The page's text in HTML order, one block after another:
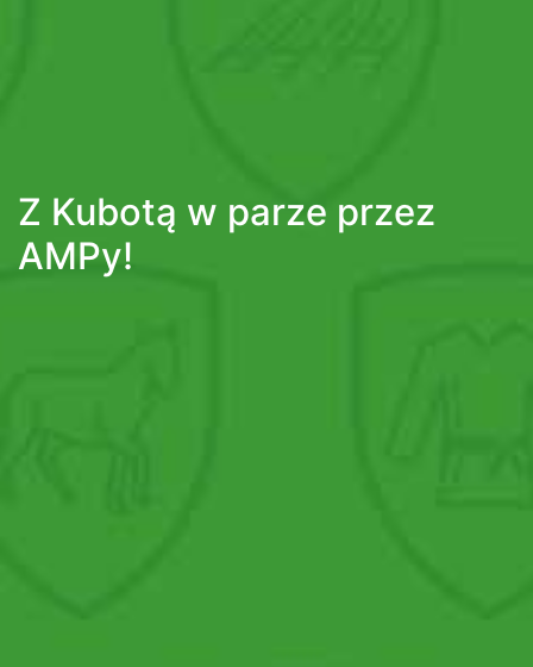
Z Kubotą w parze przez
AMPy!